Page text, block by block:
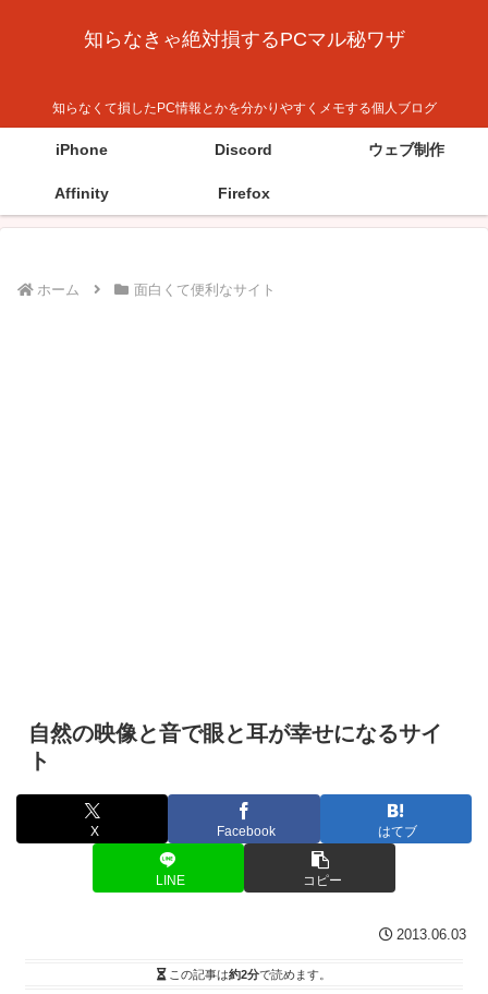
知らなきゃ絶対損するPCマル秘ワザ
知らなくて損したPC情報とかを分かりやすくメモする個人ブログ
iPhone Discord ウェブ制作
Affinity Firefox
ホーム 面白くて便利なサイト
自然の映像と音で眼と耳が幸せになるサイ
ト
X Facebook はてブ
LINE コピー
2013.06.03
この記事は約2分で読めます。